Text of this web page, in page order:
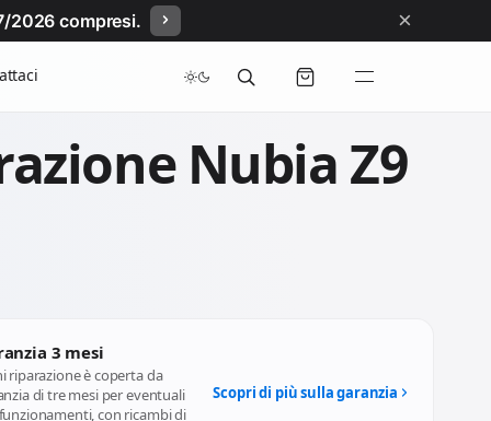
2026 compresi. ×
Nubia Z9
3 mesi
riparazione è coperta da
di tre mesi per eventuali
con ricambi di
Scopri di più sulla garanzia